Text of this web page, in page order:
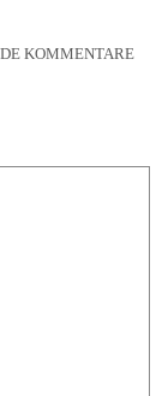
KOMMENTARE